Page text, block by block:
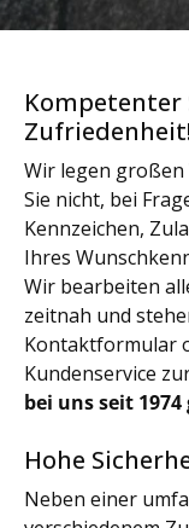
Kompetenter
Zufriedenheit!
Wir legen
Sie nicht, bei
Kennzeichen,
Ihres
Wir bearbeiten
zeitnah und
Kontaktformular
Kundenservice
bei uns seit
Hohe
Neben einer